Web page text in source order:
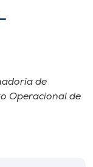
de
Operacional de